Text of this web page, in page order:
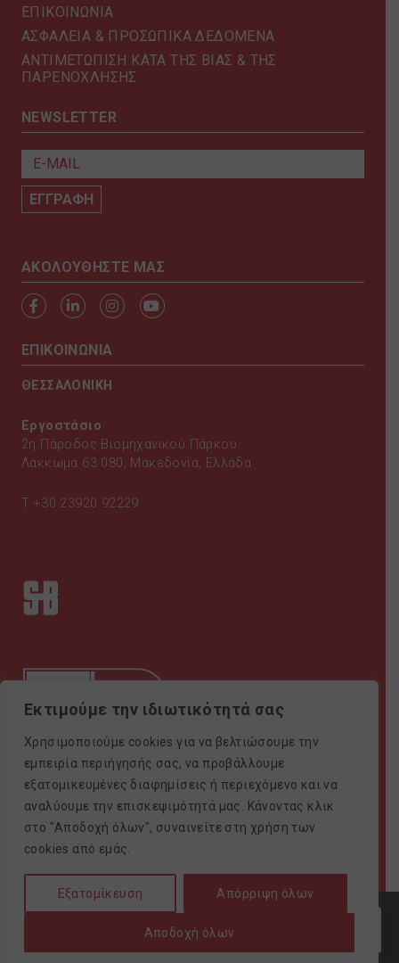
Εκτιμούμε την ιδιωτικότητά σας
Χρησιμοποιούμε cookies για να βελτιώσουμε την
εμπειρία περιήγησής σας, να προβάλλουμε
εξατομικευμένες διαφημίσεις ή περιεχόμενο και να
αναλύουμε την επισκεψιμότητά μας. Κάνοντας κλικ
στο "Αποδοχή όλων", συναινείτε στη χρήση των
cookies από εμάς.
Εξατομίκευση Απόρριψη όλων
Αποδοχή όλων
ΕΠΙΚΟΙΝΩΝΙΑ
ΑΣΦΑΛΕΙΑ & ΠΡΟΣΩΠΙΚΑ ΔΕΔΟΜΕΝΑ
ΑΝΤΙΜΕΤΩΠΙΣΗ ΚΑΤΑ ΤΗΣ ΒΙΑΣ & ΤΗΣ
ΠΑΡΕΝΟΧΛΗΣΗΣ
NEWSLETTER
AKOΛΟΥΘΗΣΤΕ ΜΑΣ
ΕΠΙΚΟΙΝΩΝΙΑ
ΘΕΣΣΑΛΟΝΙΚΗ
Εργοστάσιο
2η Πάροδος Βιομηχανικού Πάρκου
Λάκκωμα 63 080, Μακεδονία, Ελλάδα
T +30 23920 92229
Πιστοποιητικό ISO9001
©SAIMONBROS / POWERED BY SOFTWAYS